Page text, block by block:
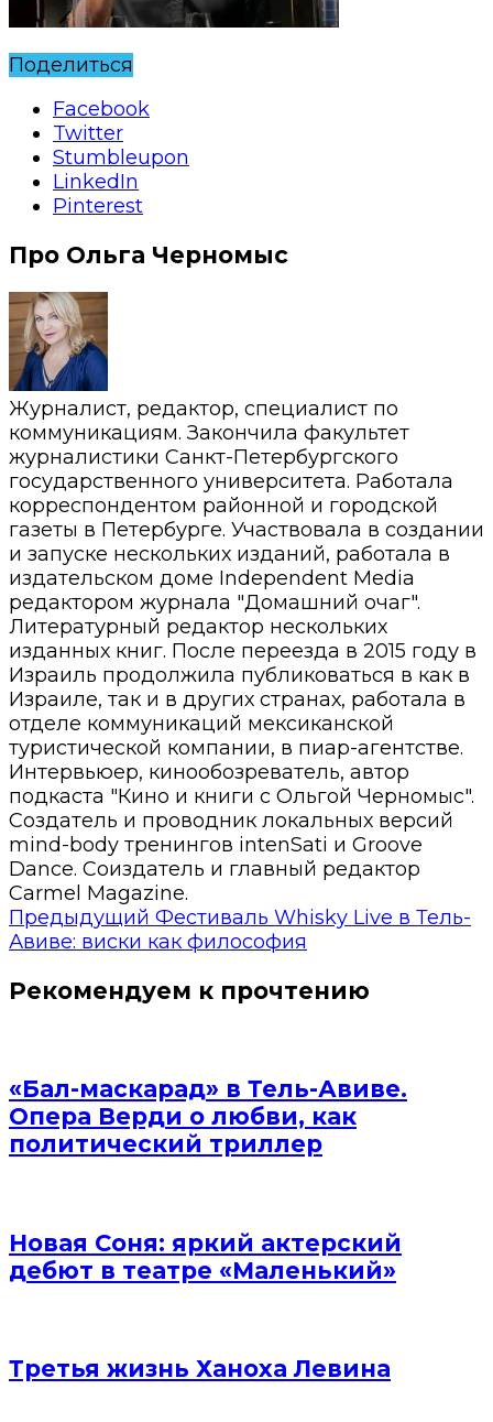
Поделиться
Facebook
Twitter
Stumbleupon
LinkedIn
Pinterest
Про Ольга Черномыс
Журналист, редактор, специалист по
коммуникациям. Закончила факультет
журналистики Санкт-Петербургского
государственного университета. Работала
корреспондентом районной и городской
газеты в Петербурге. Участвовала в создании
и запуске нескольких изданий, работала в
издательском доме Independent Media
редактором журнала "Домашний очаг".
Литературный редактор нескольких
изданных книг. После переезда в 2015 году в
Израиль продолжила публиковаться в как в
Израиле, так и в других странах, работала в
отделе коммуникаций мексиканской
туристической компании, в пиар-агентстве.
Интервьюер, кинообозреватель, автор
подкаста "Кино и книги с Ольгой Черномыс".
Создатель и проводник локальных версий
mind-body тренингов intenSati и Groove
Dance. Соиздатель и главный редактор
Carmel Magazine.
Предыдущий Фестиваль Whisky Live в Тель-
Авиве: виски как философия
Рекомендуем к прочтению
«Бал-маскарад» в Тель-Авиве.
Опера Верди о любви, как
политический триллер
Новая Соня: яркий актерский
дебют в театре «Маленький»
Третья жизнь Ханоха Левина